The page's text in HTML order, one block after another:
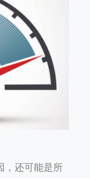
，还可能是所